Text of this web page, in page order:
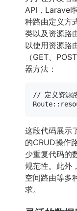
API，Laravel
种路由定义方
类以及资源路
以使用资源路
（GET、
器方法：
// 定义资源
Route::
这段代码展示
的CRUD操作
少重复代码的
规范性。此外
空间路由等多
求。